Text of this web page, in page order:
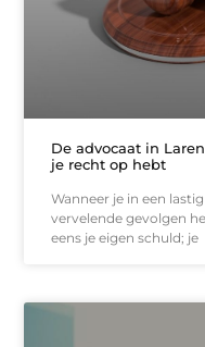
De advocaat in
je recht op hebt
Wanneer je in een
vervelende gevolgen
eens je eigen schuld; je